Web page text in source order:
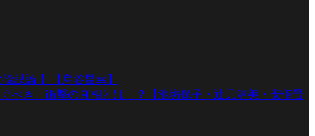
謀論 】【烏谷昌幸】
べき！衝撃の真相とは！？【池坊保子・辻元清美・安倍晋